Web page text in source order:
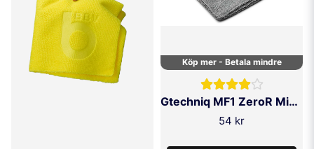
håller i längden.
Vanliga frågor om mikrofiber-applikatorer
Hur ofta bör jag byta applikator under en vaxning?
Efter varje sektion eller när de är övermätta – då behåller du kontroll och
Kan jag använda applikatorer till interiör?
Absolut. De är även perfekta för att applicera läderrengöring, plastdress
Köp mer - Betala mindre
Gtechniq MF1 ZeroR Microfibre Buff Cloth
54 kr